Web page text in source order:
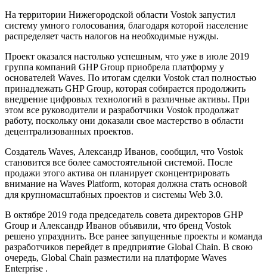
На территории Нижегородской области Vostok запустил
систему умного голосования, благодаря которой население
распределяет часть налогов на необходимые нужды.
Проект оказался настолько успешным, что уже в июле 2019
группа компаний GHP Group приобрела платформу у
основателей Waves. По итогам сделки Vostok стал полностью
принадлежать GHP Group, которая собирается продолжить
внедрение цифровых технологий в различные активы. При
этом все руководители и разработчики Vostok продолжат
работу, поскольку они доказали свое мастерство в области
децентрализованных проектов.
Создатель Waves, Александр Иванов, сообщил, что Vostok
становится все более самостоятельной системой. После
продажи этого актива он планирует сконцентрировать
внимание на Waves Platform, которая должна стать основой
для крупномасштабных проектов и системы Web 3.0.
В октябре 2019 года председатель совета директоров GHP
Group и Александр Иванов объявили, что бренд Vostok
решено упразднить. Все ранее запущенные проекты и команда
разработчиков перейдет в предприятие Global Chain. В свою
очередь, Global Chain разместили на платформе Waves
Enterprise .